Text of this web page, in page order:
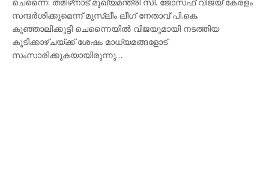
ചെന്നൈ: തമിഴ്‌നാട് മുഖ്യമന്ത്രി സി. ജോസഫ് വിജയ് കേരളം
സന്ദർശിക്കുമെന്ന് മുസ്ലീം ലീഗ് നേതാവ് പി.കെ.
കുഞ്ഞാലിക്കുട്ടി ചെന്നൈയിൽ വിജയുമായി നടത്തിയ
കൂടിക്കാഴ്ചയ്ക്ക് ശേഷം മാധ്യമങ്ങളോട്
സംസാരിക്കുകയായിരുന്നു…